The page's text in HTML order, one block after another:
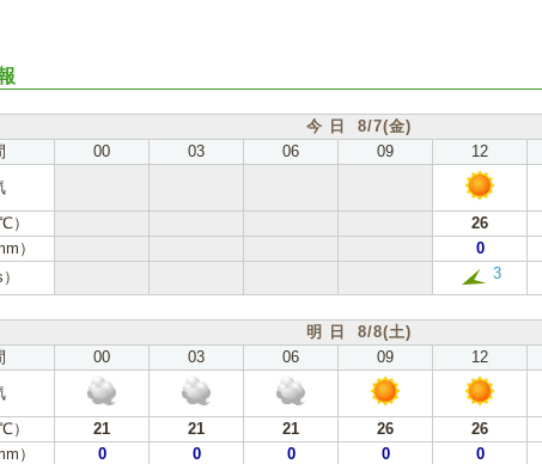
今 日 8/7(金)
00 03 06 09 12
26
）
0
3
明 日 8/8(土)
00 03 06 09 12
21 21 21 26 26
）
0 0 0 0 0